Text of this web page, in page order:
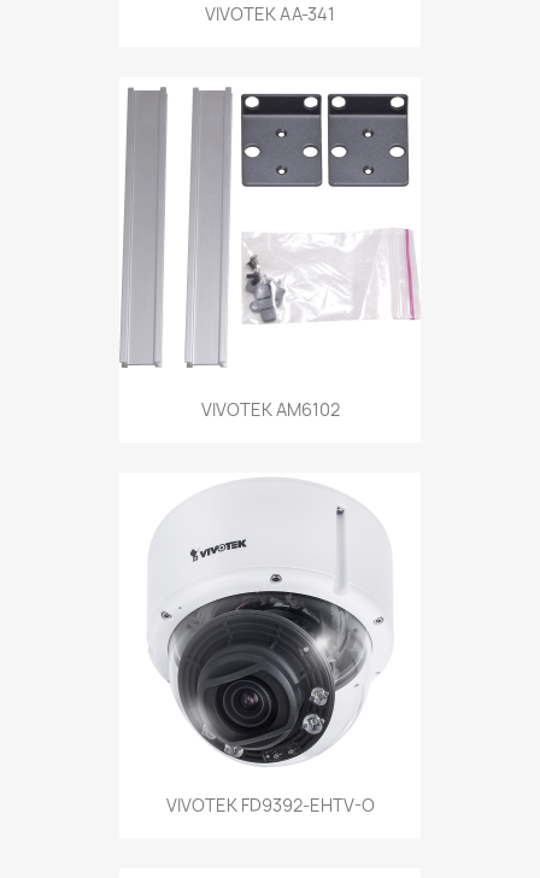
VIVOTEK AA-341
VIVOTEK AM6102
VIVOTEK FD9392-EHTV-O